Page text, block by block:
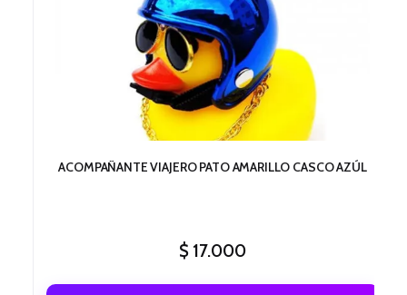
ACOMPAÑANTE VIAJERO PATO AMARILLO CASCO AZÚL
$ 17.000